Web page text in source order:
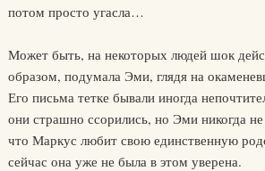
потом просто угасла…
Может быть, на некоторых людей шок
образом, подумала Эми, глядя на
Его письма тетке бывали иногда
они страшно ссорились, но Эми никогда
что Маркус любит свою единственную
сейчас она уже не была в этом уверена.